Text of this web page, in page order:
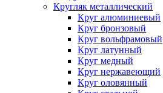
Кругляк металлический
Круг алюминиевый
Круг бронзовый
Круг вольфрамовый
Круг латунный
Круг медный
Круг нержавеющий
Круг оловянный